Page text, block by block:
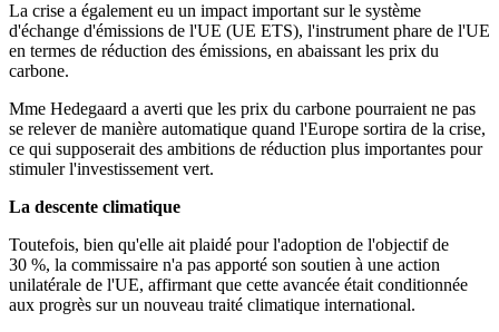
La crise a également eu un impact important sur le système
d'échange d'émissions de l'UE (UE ETS), l'instrument phare de l'UE
en termes de réduction des émissions, en abaissant les prix du
carbone.
Mme Hedegaard a averti que les prix du carbone pourraient ne pas
se relever de manière automatique quand l'Europe sortira de la crise,
ce qui supposerait des ambitions de réduction plus importantes pour
stimuler l'investissement vert.
La descente climatique
Toutefois, bien qu'elle ait plaidé pour l'adoption de l'objectif de
30 %, la commissaire n'a pas apporté son soutien à une action
unilatérale de l'UE, affirmant que cette avancée était conditionnée
aux progrès sur un nouveau traité climatique international.